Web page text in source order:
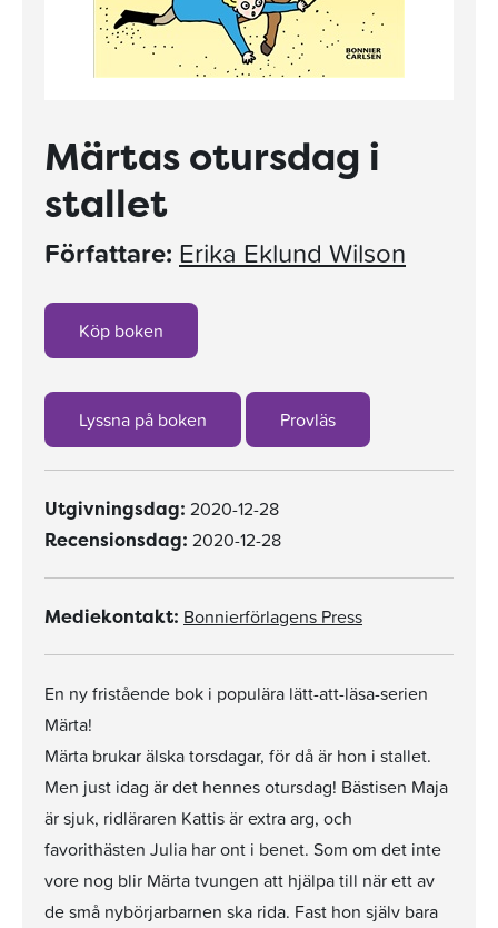
Märtas otursdag i
stallet
Författare: Erika Eklund Wilson
Köp boken
Lyssna på boken Provläs
Utgivningsdag: 2020-12-28
Recensionsdag: 2020-12-28
Mediekontakt: Bonnierförlagens Press
En ny fristående bok i populära lätt-att-läsa-serien
Märta!
Märta brukar älska torsdagar, för då är hon i stallet.
Men just idag är det hennes otursdag! Bästisen Maja
är sjuk, ridläraren Kattis är extra arg, och
favorithästen Julia har ont i benet. Som om det inte
vore nog blir Märta tvungen att hjälpa till när ett av
de små nybörjarbarnen ska rida. Fast hon själv bara